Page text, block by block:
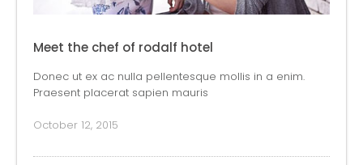
Meet the chef of rodalf hotel
Donec ut ex ac nulla pellentesque mollis in a enim.
Praesent placerat sapien mauris
October 12, 2015